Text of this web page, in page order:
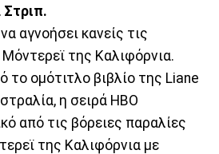
Στριπ.
αγνοήσει κανείς τις
της Καλιφόρνια.
ομότιτλο βιβλίο της Liane
η σειρά HBO
από τις βόρειες παραλίες
της Καλιφόρνια με